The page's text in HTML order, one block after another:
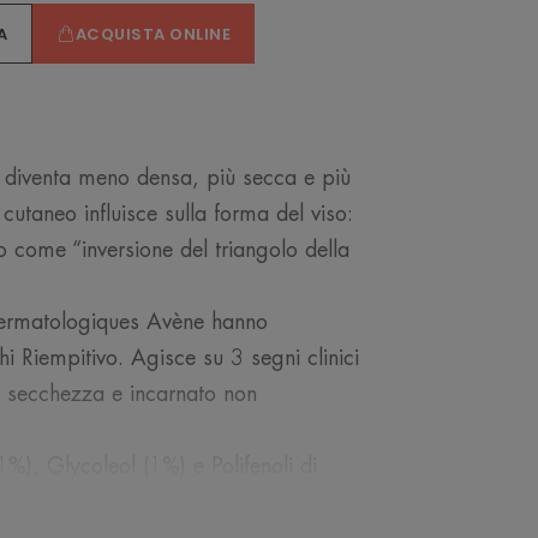
ACQUISTA ONLINE
meno densa, più secca e più
influisce sulla forma del viso:
“inversione del triangolo della
Avène hanno
Riempitivo. Agisce su 3 segni clinici
e incarnato non